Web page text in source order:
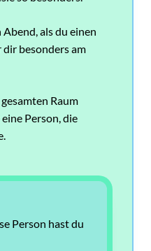
als du einen
dir besonders am
Raum
Person, die
Person hast du